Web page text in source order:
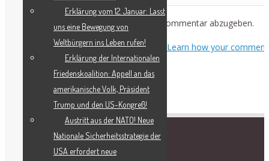
angemeldetsein, um einen Kommentar abzugeben.
This site uses Akismet to reduce spam. Learn how your comment
data is processed.
RECENT POSTS
Erklärung vom 12. Januar: Lasst
uns eine Bewegung von
Weltbürgern ins Leben rufen!
Erklärung der Internationalen
Friedenskoalition: Appell an das
amerikanische Volk, Präsident
Trump und den US-Kongreß!
Austritt aus der NATO! Neue
Nationale Sicherheitsstrategie der
USA erfordert neue